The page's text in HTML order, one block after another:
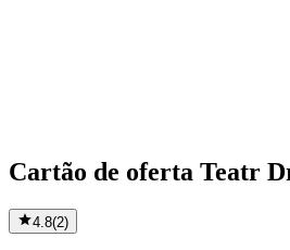
Cartão de oferta Teatr
4.8(2)